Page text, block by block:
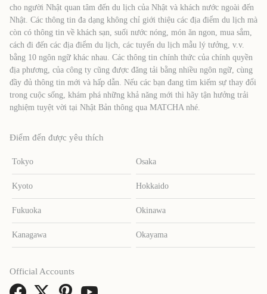
cho người Nhật quan tâm đến du lịch của Nhật và khách nước ngoài đến
Nhật. Các thông tin đa dạng không chỉ giới thiệu các địa điểm du lịch mà
còn có thông tin về khách sạn, suối nước nóng, món ăn ngon, mua sắm,
cách đi đến các địa điểm du lịch, các tuyến du lịch mẫu lý tưởng, v.v.
bằng 10 ngôn ngữ khác nhau. Các thông tin chính thức của chính quyền
địa phương, của công ty cũng được đăng tải bằng nhiều ngôn ngữ, cùng
đầy đủ thông tin mới và hấp dẫn. Nếu các bạn đang tìm kiếm sự thay đổi
trong cuộc sống, khám phá những khả năng mới thì hãy tận hưởng trải
nghiệm tuyệt vời tại Nhật Bản thông qua MATCHA nhé.
Điểm đến được yêu thích
Tokyo Osaka
Kyoto Hokkaido
Fukuoka Okinawa
Kanagawa Okayama
Official Accounts